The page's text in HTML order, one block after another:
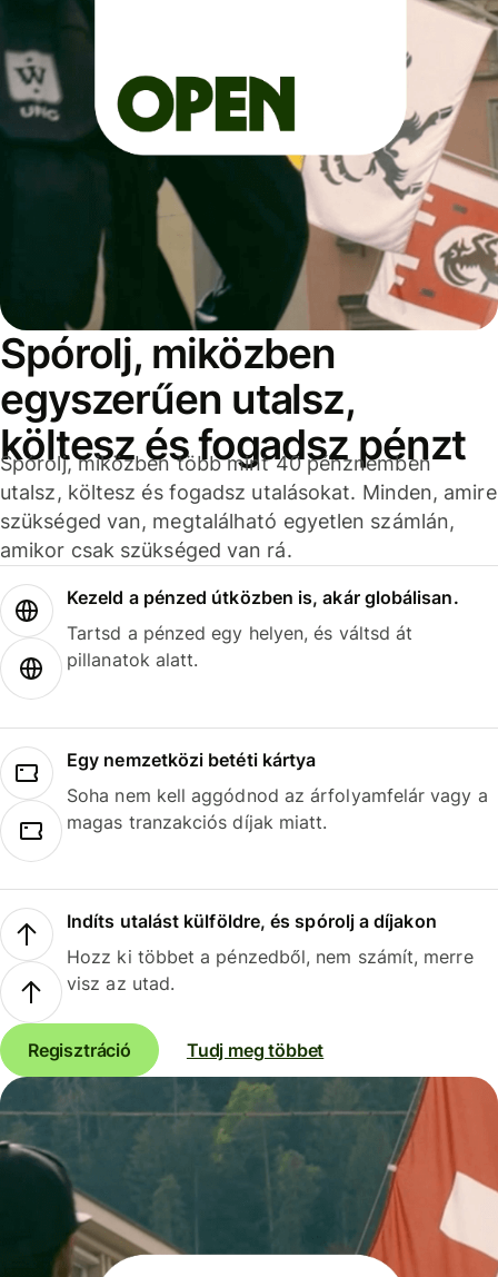
Spórolj, miközben
egyszerűen utalsz,
költesz és fogadsz pénzt
Spórolj, miközben több mint 40 pénznemben
utalsz, költesz és fogadsz utalásokat. Minden, amire
szükséged van, megtalálható egyetlen számlán,
amikor csak szükséged van rá.
Kezeld a pénzed útközben is, akár globálisan.
Tartsd a pénzed egy helyen, és váltsd át
pillanatok alatt.
Egy nemzetközi betéti kártya
Soha nem kell aggódnod az árfolyamfelár vagy a
magas tranzakciós díjak miatt.
Indíts utalást külföldre, és spórolj a díjakon
Hozz ki többet a pénzedből, nem számít, merre
visz az utad.
Regisztráció Tudj meg többet